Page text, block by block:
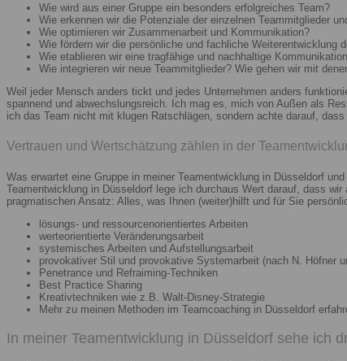
Wie wird aus einer Gruppe ein besonders erfolgreiches Team?
Wie erkennen wir die Potenziale der einzelnen Teammitglieder
Wie optimieren wir Zusammenarbeit und Kommunikation?
Wie fördern wir die persönliche und fachliche Weiterentwicklung
Wie etablieren wir eine tragfähige und nachhaltige
Wie integrieren wir neue Teammitglieder? Wie gehen wir mit
Weil jeder Mensch anders tickt und jedes Unternehmen anders
spannend und abwechslungsreich. Ich mag es, mich von Außen als
ich das Team nicht mit klugen Ratschlägen, sondern achte darauf,
Vertrauen und Wertschätzung zählen in der
Was erwartet eine Gruppe in meiner Teamentwicklung in Düsseldorf
Teamentwicklung in Düsseldorf lege ich durchaus Wert darauf, dass
pragmatischen Ansatz: Alles, was Ihnen (weiter)hilft und für Sie
lösungs- und ressourcenorientiertes Arbeiten
werteorientierte Veränderungsarbeit
systemisches Arbeiten und Aufstellungsarbeit
provokativer Stil und provokative Systemarbeit (nach N. Höfner
Penetrance und Refraiming-Techniken
Best Practice Sharing
Kreativtechniken wie z.B. Walt-Disney-Strategie
Mehr zu meinen Methoden im Teamcoaching in Düsseldorf
In meiner Teamentwicklung in Düsseldorf sehe ich